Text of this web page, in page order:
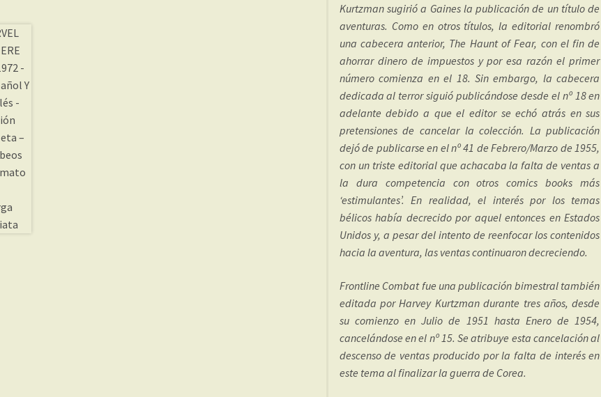
Kurtzman sugirió a Gaines la publicación de un título de
aventuras. Como en otros títulos, la editorial renombró
una cabecera anterior, The Haunt of Fear, con el fin de
ahorrar dinero de impuestos y por esa razón el primer
número comienza en el 18. Sin embargo, la cabecera
dedicada al terror siguió publicándose desde el nº 18 en
adelante debido a que el editor se echó atrás en sus
pretensiones de cancelar la colección. La publicación
dejó de publicarse en el nº 41 de Febrero/Marzo de 1955,
con un triste editorial que achacaba la falta de ventas a
la dura competencia con otros comics books más
‘estimulantes’. En realidad, el interés por los temas
bélicos había decrecido por aquel entonces en Estados
Unidos y, a pesar del intento de reenfocar los contenidos
hacia la aventura, las ventas continuaron decreciendo.
Frontline Combat fue una publicación bimestral también
editada por Harvey Kurtzman durante tres años, desde
su comienzo en Julio de 1951 hasta Enero de 1954,
cancelándose en el nº 15. Se atribuye esta cancelación al
descenso de ventas producido por la falta de interés en
este tema al finalizar la guerra de Corea.